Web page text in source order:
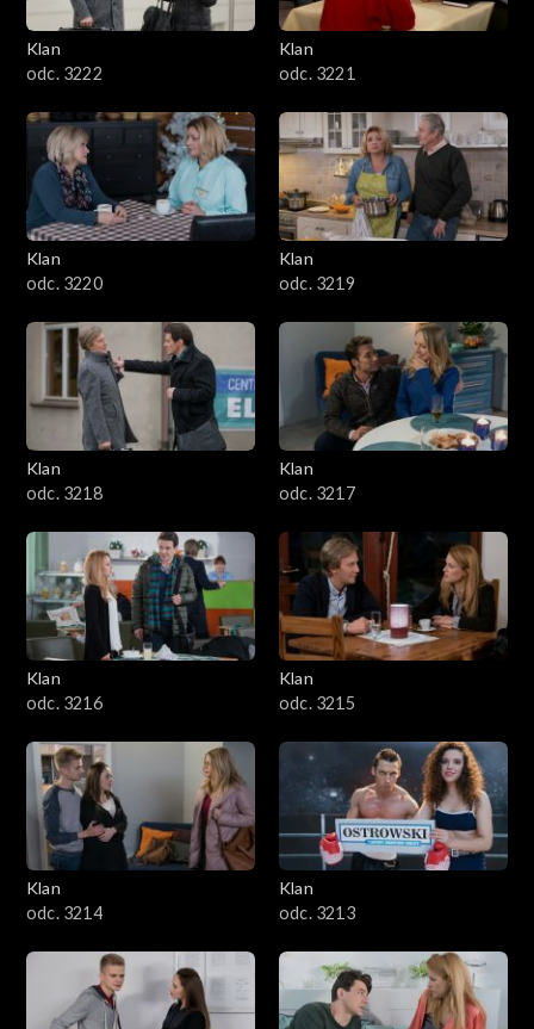
Klan
odc. 3222
Klan
odc. 3221
Klan
odc. 3220
Klan
odc. 3219
Klan
odc. 3218
Klan
odc. 3217
Klan
odc. 3216
Klan
odc. 3215
Klan
odc. 3214
Klan
odc. 3213